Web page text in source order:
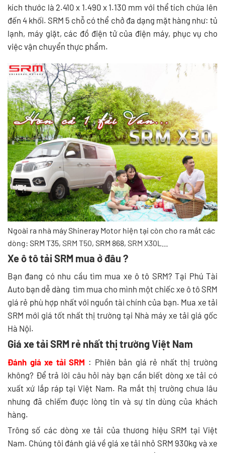
kích thước là 2.410 x 1.490 x 1.130 mm với thể tích chứa lên
đến 4 khối. SRM 5 chỗ có thể chở đa dạng mặt hàng như: tủ
lạnh, máy giặt, các đồ điện tử của điện máy, phục vụ cho
việc vận chuyển thực phẩm.
Ngoài ra nhà máy Shineray Motor hiện tại còn cho ra mắt các
dòng: SRM T35, SRM T50, SRM 868, SRM X30L
Xe ô tô tải SRM mua ở đâu ?
Bạn đang có nhu cầu tìm mua xe ô tô SRM? Tại Phú Tài
Auto bạn dễ dàng tìm mua cho mình một chiếc xe ô tô SRM
giá rẻ phù hợp nhất với nguồn tài chính của bạn. Mua xe tải
SRM mới giá tốt nhất thị trường tại Nhà máy xe tải giá gốc
Hà Nội.
Giá xe tải SRM rẻ nhất thị trường Việt Nam
Đánh giá xe tải SRM : Phiên bản giá rẻ nhất thị trường
không? Để trả lời câu hỏi này bạn cần biết dòng xe tải có
xuất xứ lắp ráp tại Việt Nam. Ra mắt thị trường chưa lâu
nhưng đã chiếm được lòng tin và sự tin dùng của khách
hàng.
Trông số các dòng xe tải của thương hiệu SRM tại Việt
Nam. Chúng tôi đánh giá về giá xe tải nhỏ SRM 930kg và xe